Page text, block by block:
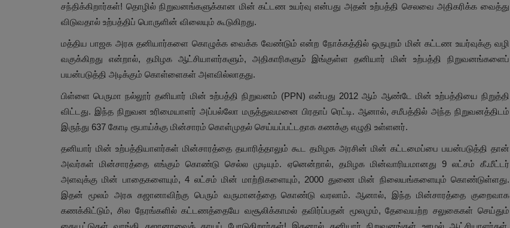
சந்திக்கிறார்கள்! தொழில் நிறுவனங்களுக்கான மின் கட்டண உயர்வு என்பது அதன் உற்பத்தி செலவை அதிகரிக்க வைத்து
விடுவதால் உற்பத்திப் பொருளின் விலையும் கூடுகிறது.
மத்திய பாஜக அரசு தனியார்களை கொழுக்க வைக்க வேண்டும் என்ற நோக்கத்தில் ஒருபுறம் மின் கட்டண உயர்வுக்கு வழி
வகுக்கிறது என்றால், தமிழக ஆட்சியாளர்களும், அதிகாரிகளும் இங்குள்ள தனியார் மின் உற்பத்தி நிறுவனங்களைப்
பயன்படுத்தி அடிக்கும் கொள்ளைகள் அளவில்லாதது.
பிள்ளை பெருமா நல்லூர் தனியார் மின் உற்பத்தி நிறுவனம் (PPN) என்பது 2012 ஆம் ஆண்டே மின் உற்பத்தியை நிறுத்தி
விட்டது. இந்த நிறுவன உரிமையாளர் அப்பல்லோ மருத்துவமனை பிரதாப் ரெட்டி. ஆனால், சமீபத்தில் அந்த நிறுவனத்திடம்
இருந்து 637 கோடி ரூபாய்க்கு மின்சாரம் கொள்முதல் செய்யப்பட்டதாக கணக்கு எழுதி உள்ளனர்.
தனியார் மின் உற்பத்தியாளர்கள் மின்சாரத்தை தயாரித்தாலும் கூட தமிழக அரசின் மின் கட்டமைப்பை பயன்படுத்தி தான்
அவர்கள் மின்சாரத்தை எங்கும் கொண்டு செல்ல முடியும். ஏனென்றால், தமிழக மின்வாரியமானது 9 லட்சம் கீ.மீட்டர்
அளவுக்கு மின் பாதைகளையும், 4 லட்சம் மின் மாற்றிகளையும், 2000 துணை மின் நிலையங்களையும் கொண்டுள்ளது.
இதன் மூலம் அரசு கஜானாவிற்கு பெரும் வருமானத்தை கொண்டு வரலாம். ஆனால், இந்த மின்சாரத்தை குறைவாக
கணக்கிட்டும், சில நேரங்களில் கட்டணத்தையே வசூலிக்காமல் தவிர்ப்பதன் மூலமும், தேவையற்ற சலுகைகள் செய்தும்
கையூட்டுகள் வாங்கி கஜானாவைக் காயப் போடுகிறார்கள்! இதனால் தனியார் நிறுவனங்கள் ஊழல் ஆட்சியாளர்கள்,